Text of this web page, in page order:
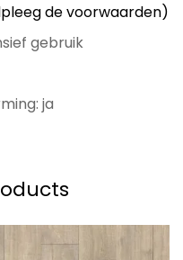
de voorwaarden)
gebruik
ja